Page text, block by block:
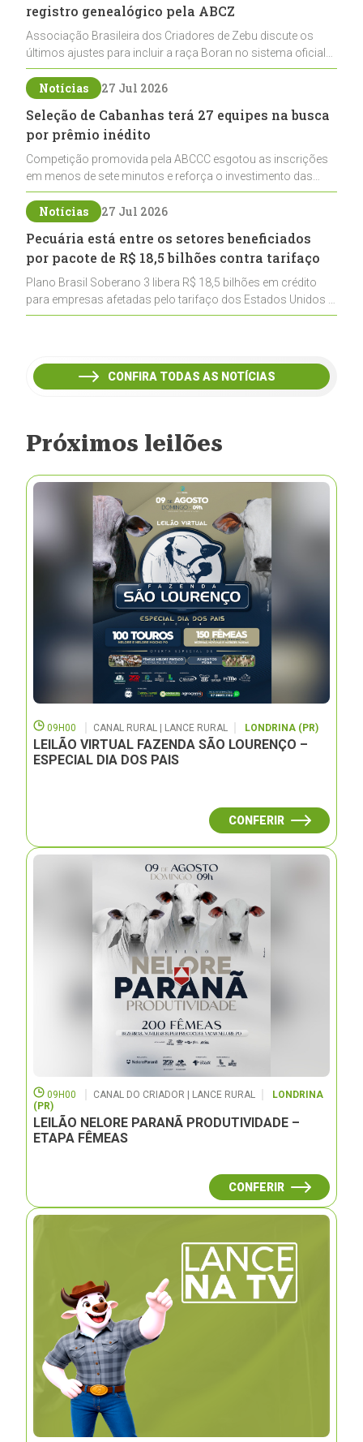
registro genealógico pela ABCZ
Associação Brasileira dos Criadores de Zebu discute os
últimos ajustes para incluir a raça Boran no sistema oficial
de registros, abrindo caminho para sua expansão na
pecuária nacional
Notícias 27 Jul 2026
Seleção de Cabanhas terá 27 equipes na busca
por prêmio inédito
Competição promovida pela ABCCC esgotou as inscrições
em menos de sete minutos e reforça o investimento das
cabanhas na seleção genética de Cavalos Crioulos voltados
ao laço
Notícias 27 Jul 2026
Pecuária está entre os setores beneficiados
por pacote de R$ 18,5 bilhões contra tarifaço
Plano Brasil Soberano 3 libera R$ 18,5 bilhões em crédito
para empresas afetadas pelo tarifaço dos Estados Unidos e
inclui a pecuária entre os setores estratégicos
CONFIRA TODAS AS NOTÍCIAS
Próximos leilões
09H00 CANAL RURAL | LANCE RURAL LONDRINA (PR)
LEILÃO VIRTUAL FAZENDA SÃO LOURENÇO –
ESPECIAL DIA DOS PAIS
CONFERIR
09H00 CANAL DO CRIADOR | LANCE RURAL
LONDRINA
(PR)
LEILÃO NELORE PARANÃ PRODUTIVIDADE –
ETAPA FÊMEAS
CONFERIR